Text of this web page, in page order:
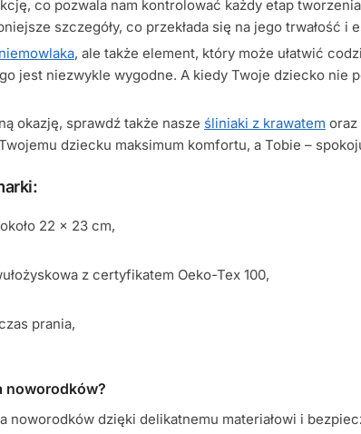
co pozwala nam kontrolować każdy etap
szczegóły, co przekłada się na jego trwałość i
, ale także element, który może ułatwić
jest niezwykle wygodne. A kiedy Twoje dziecko nie
okazję, sprawdź także nasze śliniaki z krawatem oraz
dziecku maksimum komfortu, a Tobie –
22 x 23 cm,
z certyfikatem Oeko-Tex 100,
prania,
noworodków?
noworodków dzięki delikatnemu materiałowi i